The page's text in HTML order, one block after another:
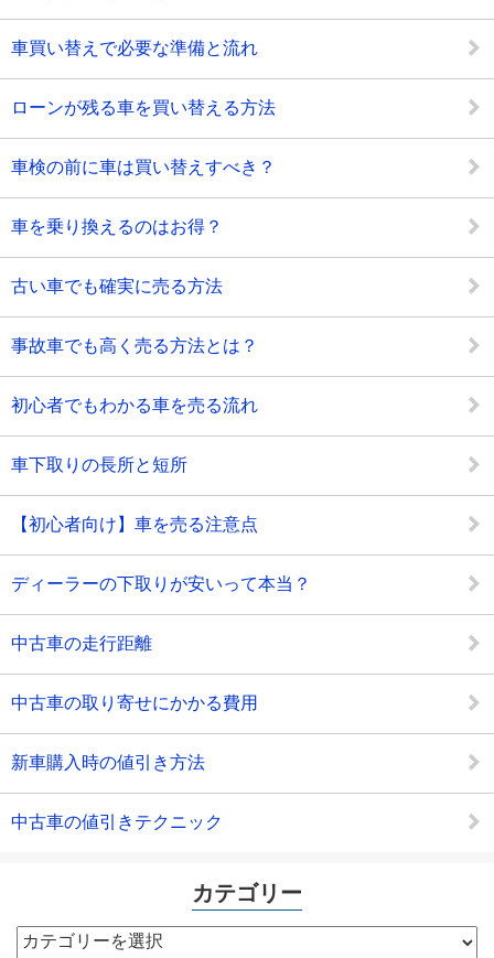
車買い替えで必要な準備と流れ
ローンが残る車を買い替える方法
車検の前に車は買い替えすべき？
車を乗り換えるのはお得？
古い車でも確実に売る方法
事故車でも高く売る方法とは？
初心者でもわかる車を売る流れ
車下取りの長所と短所
【初心者向け】車を売る注意点
ディーラーの下取りが安いって本当？
中古車の走行距離
中古車の取り寄せにかかる費用
新車購入時の値引き方法
中古車の値引きテクニック
カテゴリー
カ